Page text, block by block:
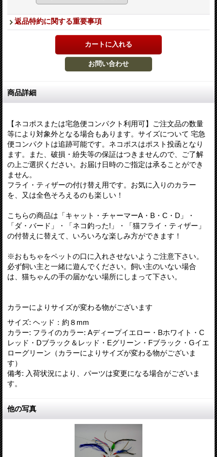
返品特約に関する重要事項
商品詳細
【ネコポスまたは宅急便コンパクト利用可】ご注文品の数量
等により対象外となる場合もあります。サイズについて 宅急
便コンパクトは追跡可能です。ネコポスはポスト投函となり
ます。また、破損・紛失等の保証はつきませんので、ご了解
の上ご選択ください。お届け日時のご指定は承ることができ
ません。
フライ・ティザーの付け替え用です。お気に入りのカラー
を、又は全色そろえるのも楽しい！
こちらの商品は「キャット・チャーマーA・B・C・D」・
「ダ・バード」・「ネコ釣った!」・「猫フライ・ティザー」
の付替えに替えて、いろいろな楽しみ方ができます！
※おもちゃをペットの口に入れさせないようご注意下さい。
必ず飼い主と一緒に遊んでください。飼い主のいない場合
は、猫ちゃんの手の届かない場所にしまって下さい。
カラーによりサイズが変わる物がございます
サイズ: ヘッド：約８mm
カラー: フライのカラー: Aディープイエロー・Bホワイト・C
レッド・Dブラック＆レッド・Eグリーン・Fブラック・Gイエ
ローグリーン（カラーによりサイズが変わる物がございま
す）
備考: 入荷状況により、パーツは変更になる場合がございま
す。
他の写真